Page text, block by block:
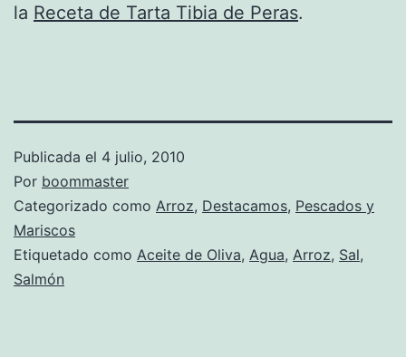
la Receta de Tarta Tibia de Peras.
Publicada el 4 julio, 2010
Por boommaster
Categorizado como Arroz, Destacamos, Pescados y
Mariscos
Etiquetado como Aceite de Oliva, Agua, Arroz, Sal,
Salmón